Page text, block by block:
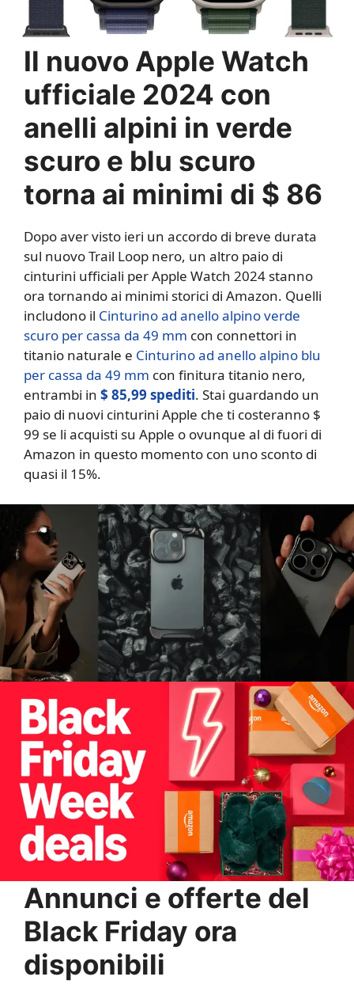
Il nuovo Apple Watch
ufficiale 2024 con
anelli alpini in verde
scuro e blu scuro
torna ai minimi di $ 86
Dopo aver visto ieri un accordo di breve durata
sul nuovo Trail Loop nero, un altro paio di
cinturini ufficiali per Apple Watch 2024 stanno
ora tornando ai minimi storici di Amazon. Quelli
includono il Cinturino ad anello alpino verde
scuro per cassa da 49 mm con connettori in
titanio naturale e Cinturino ad anello alpino blu
per cassa da 49 mm con finitura titanio nero,
entrambi in $ 85,99 spediti. Stai guardando un
paio di nuovi cinturini Apple che ti costeranno $
99 se li acquisti su Apple o ovunque al di fuori di
Amazon in questo momento con uno sconto di
quasi il 15%.
Annunci e offerte del
Black Friday ora
disponibili